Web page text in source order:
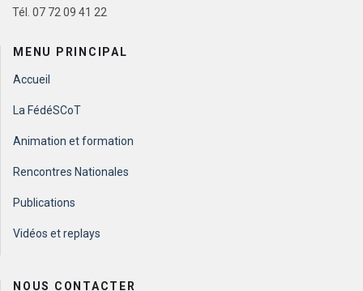
Tél. 07 72 09 41 22
MENU PRINCIPAL
Accueil
La FédéSCoT
Animation et formation
Rencontres Nationales
Publications
Vidéos et replays
NOUS CONTACTER